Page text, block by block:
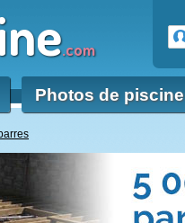
.com
Photos de piscine